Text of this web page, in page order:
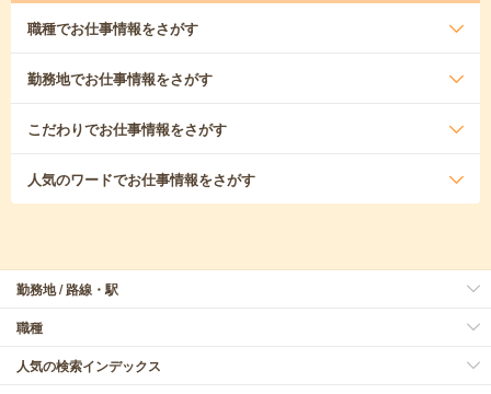
職種でお仕事情報をさがす
勤務地でお仕事情報をさがす
こだわりでお仕事情報をさがす
人気のワードでお仕事情報をさがす
勤務地 / 路線・駅
職種
人気の検索インデックス